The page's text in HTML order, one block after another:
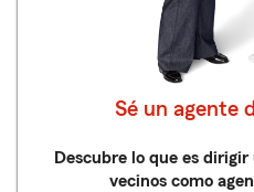
Sé un agente
Descubre lo que es
vecinos como